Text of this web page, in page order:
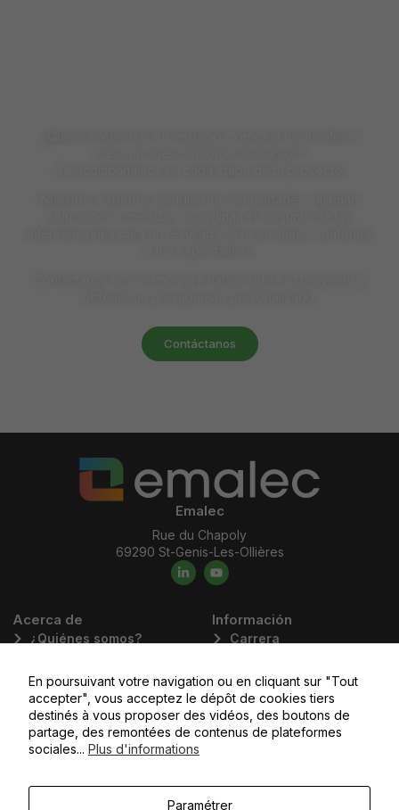
Contáctanos
Emalec
Rue du Chapoly
69290 St-Genis-Les-Ollières
Acerca de
¿Quiénes somos?
Nuestros valores
Nuestras áreas de
negocio
Nuestras filiales
Información
Carrera
Blog
En poursuivant votre navigation ou en cliquant sur "Tout
accepter", vous acceptez le dépôt de cookies tiers
destinés à vous proposer des vidéos, des boutons de
partage, des remontées de contenus de plateformes
sociales... Plus d'informations
Paramétrer